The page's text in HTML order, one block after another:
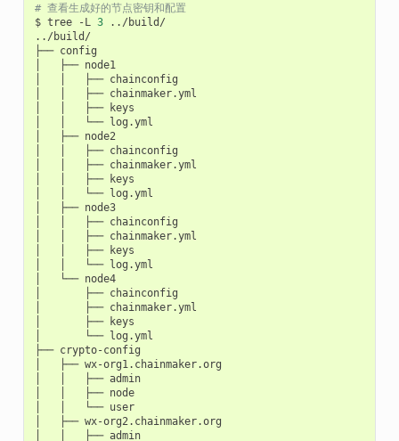
# 查看生成好的节点密钥和配置
$ tree -L 3
../build/
../build/
├── config
├── node1
├── chainconfig
├── chainmaker.yml
├──
keys
└── log.yml
├── node2
├── chainconfig
├── chainmaker.yml
├──
keys
└── log.yml
├── node3
├── chainconfig
├── chainmaker.yml
├──
keys
└── log.yml
└── node4
├── chainconfig
├── chainmaker.yml
├──
keys
└── log.yml
├── crypto-config
├── wx-org1.chainmaker.org
├── admin
├── node
└── user
├── wx-org2.chainmaker.org
├── admin